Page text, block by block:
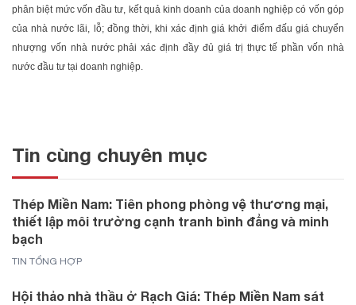
phân biệt mức vốn đầu tư, kết quả kinh doanh của doanh nghiệp có vốn góp
của nhà nước lãi, lỗ; đồng thời, khi xác định giá khởi điểm đấu giá chuyển
nhượng vốn nhà nước phải xác định đầy đủ giá trị thực tế phần vốn nhà
nước đầu tư tại doanh nghiệp.
Tin cùng chuyên mục
Thép Miền Nam: Tiên phong phòng vệ thương mại,
thiết lập môi trường cạnh tranh bình đẳng và minh
bạch
TIN TỔNG HỢP
Hội thảo nhà thầu ở Rạch Giá: Thép Miền Nam sát